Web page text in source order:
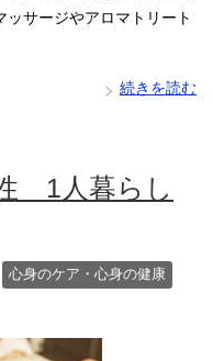
サージやアロマトリート
続きを読む
1人暮らし
心身のケア・心身の健康